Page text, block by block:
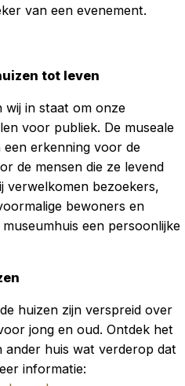
van een evenement.
tot leven
wij in staat om onze
voor publiek. De museale
erkenning voor de
de mensen die ze levend
verwelkomen bezoekers,
bewoners en
een persoonlijke
huizen zijn verspreid over
jong en oud. Ontdek het
huis wat verderop dat
informatie: